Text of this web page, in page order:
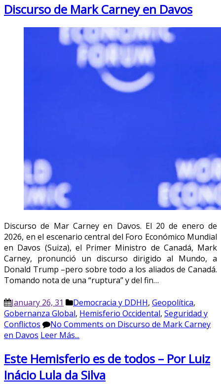
Discurso de Mark Carney en Davos
Discurso de Mar Carney en Davos. El 20 de enero de
2026, en el escenario central del Foro Económico Mundial
en Davos (Suiza), el Primer Ministro de Canadá, Mark
Carney, pronunció un discurso dirigido al Mundo, a
Donald Trump –pero sobre todo a los aliados de Canadá.
Tomando nota de una “ruptura” y del fin…
January 26, 31 Democracia y DDHH, Geopolítica,
Gobernanza Global, Hemisferio Occidental, Seguridad y
Conflictos
No Comments on Discurso de Mark Carney
en Davos Leer Más...
Este Hemisferio es de todos – Por Luiz
Inácio Lula da Silva